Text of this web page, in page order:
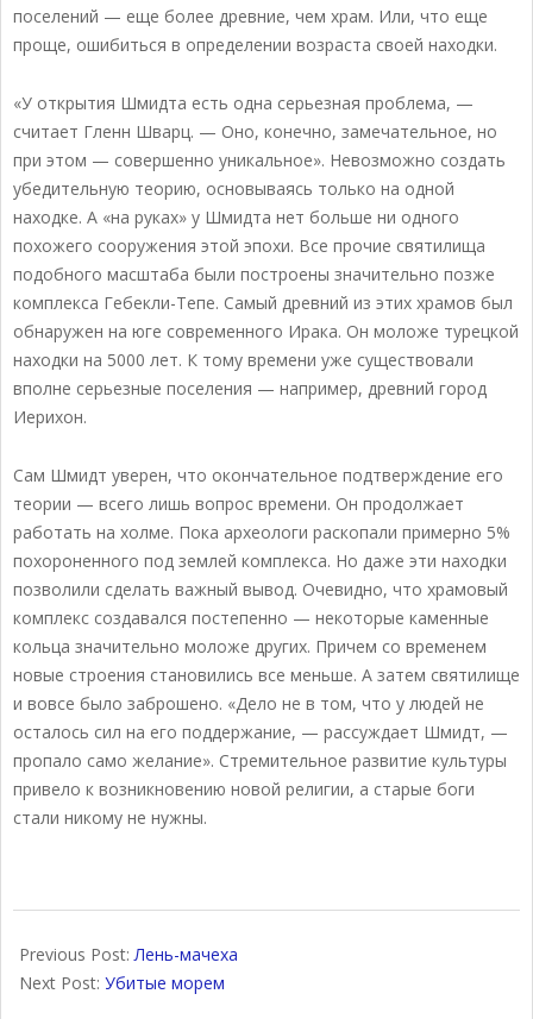
поселений — еще более древние, чем храм. Или, что еще
проще, ошибиться в определении возраста своей находки.
«У открытия Шмидта есть одна серьезная проблема, —
считает Гленн Шварц. — Оно, конечно, замечательное, но
при этом — совершенно уникальное». Невозможно создать
убедительную теорию, основываясь только на одной
находке. А «на руках» у Шмидта нет больше ни одного
похожего сооружения этой эпохи. Все прочие святилища
подобного масштаба были построены значительно позже
комплекса Гебекли-Тепе. Самый древний из этих храмов был
обнаружен на юге современного Ирака. Он моложе турецкой
находки на 5000 лет. К тому времени уже существовали
вполне серьезные поселения — например, древний город
Иерихон.
Сам Шмидт уверен, что окончательное подтверждение его
теории — всего лишь вопрос времени. Он продолжает
работать на холме. Пока археологи раскопали примерно 5%
похороненного под землей комплекса. Но даже эти находки
позволили сделать важный вывод. Очевидно, что храмовый
комплекс создавался постепенно — некоторые каменные
кольца значительно моложе других. Причем со временем
новые строения становились все меньше. А затем святилище
и вовсе было заброшено. «Дело не в том, что у людей не
осталось сил на его поддержание, — рассуждает Шмидт, —
пропало само желание». Стремительное развитие культуры
привело к возникновению новой религии, а старые боги
стали никому не нужны.
12-
17
Previous Post:Лень-мачеха
Next Post: Убитые морем